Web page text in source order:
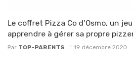
Le coffret Pizza Co d’Osmo, un
apprendre à gérer sa propre
Par TOP-PARENTS 19 décembre 2020